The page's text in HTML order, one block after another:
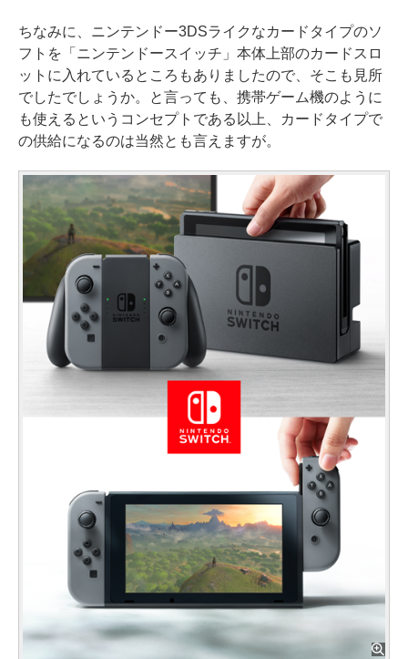
ちなみに、ニンテンドー3DSライクなカードタイプのソ
フトを「ニンテンドースイッチ」本体上部のカードスロ
ットに入れているところもありましたので、そこも見所
でしたでしょうか。と言っても、携帯ゲーム機のように
も使えるというコンセプトである以上、カードタイプで
の供給になるのは当然とも言えますが。